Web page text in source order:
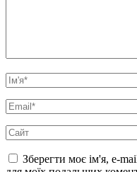
Зберегти моє ім'я, e-